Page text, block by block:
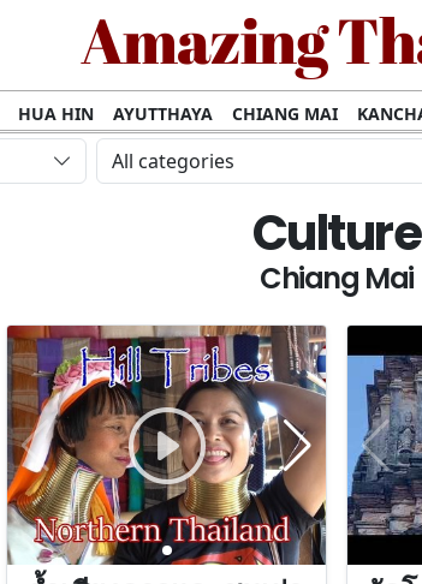
Amazing
HUA HIN AYUTTHAYA CHIANG MAI
All categories
Culture
Chiang Mai